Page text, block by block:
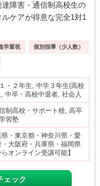
障害・通信制高校生の
ケアが得意な完全1対1
学重視 個別指導（少人数）
・２年生, 中学３年生(高校
中卒・高校中退者, 社会人
制高校・サポート校, 高卒
習塾
・東京都・神奈川県・愛
大阪府・兵庫県・福岡県
らオンライン受講可能】
ェック